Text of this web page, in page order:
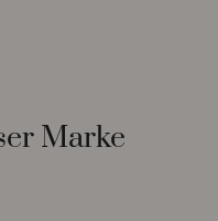
Marke